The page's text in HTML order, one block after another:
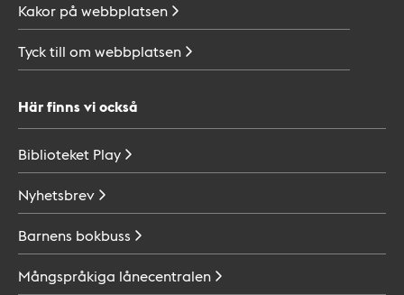
Kakor på webbplatsen
Tyck till om webbplatsen
Här finns vi också
Biblioteket Play
Nyhetsbrev
Barnens bokbuss
Mångspråkiga lånecentralen